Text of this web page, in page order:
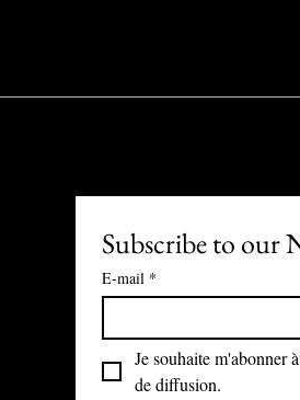
Subscribe to our
E-mail *
Je souhaite m'abonner
de diffusion.